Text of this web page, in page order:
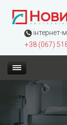
інтернет-
+38 (067)